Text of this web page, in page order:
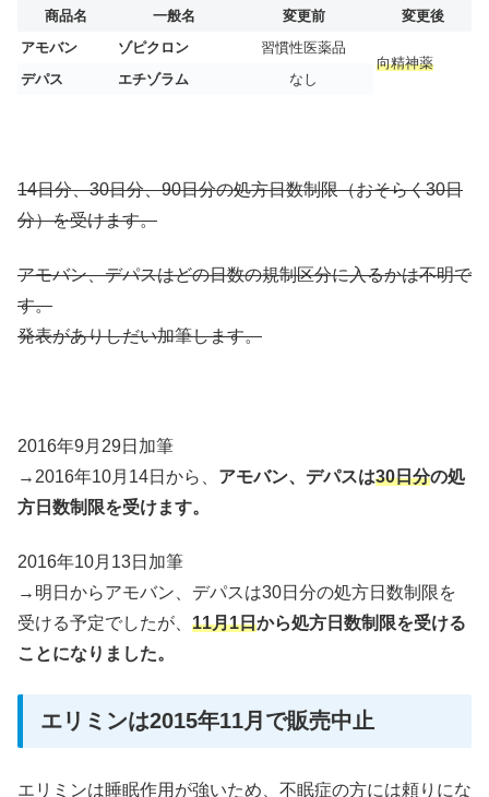
商品名 一般名 変更前
変更後
アモバン
ゾピクロン
習慣性医薬品
向精神薬
デパス
エチゾラム なし
14日分、30日分、90日分の処方日数制限（おそらく30日
分）を受けます。
アモバン、デパスはどの日数の規制区分に入るかは不明で
す。
発表がありしだい加筆します。
2016年9月29日加筆
→2016年10月14日から、 アモバン、デパスは30日分の処
方日数制限を受けます。
2016年10月13日加筆
→明日からアモバン、デパスは30日分の処方日数制限を
受ける予定でしたが、 11月1日から処方日数制限を受ける
ことになりました。
エリミンは2015年11月で販売中止
エリミンは睡眠作用が強いため、不眠症の方には頼りにな